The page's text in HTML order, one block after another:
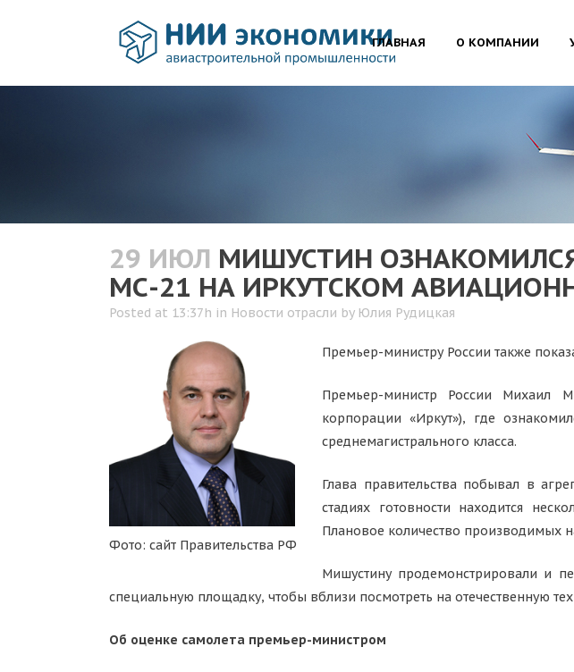
ГЛАВНАЯ О КОМПАНИИ
29 ИЮЛ МИШУСТИН
МС-21 НА ИРКУТСКОМ
Posted at 13:37h in Новости отрасли by Юлия Рудицкая
Фото: сайт Правительства РФ
Премьер-министру России также
Премьер-министр России Михаил
корпорации «Иркут»), где
среднемагистрального класса.
Глава правительства побывал в
стадиях готовности находится
Плановое количество производимых
Мишустину продемонстрировали и
специальную площадку, чтобы вблизи посмотреть на отечественную
Об оценке самолета премьер-министром